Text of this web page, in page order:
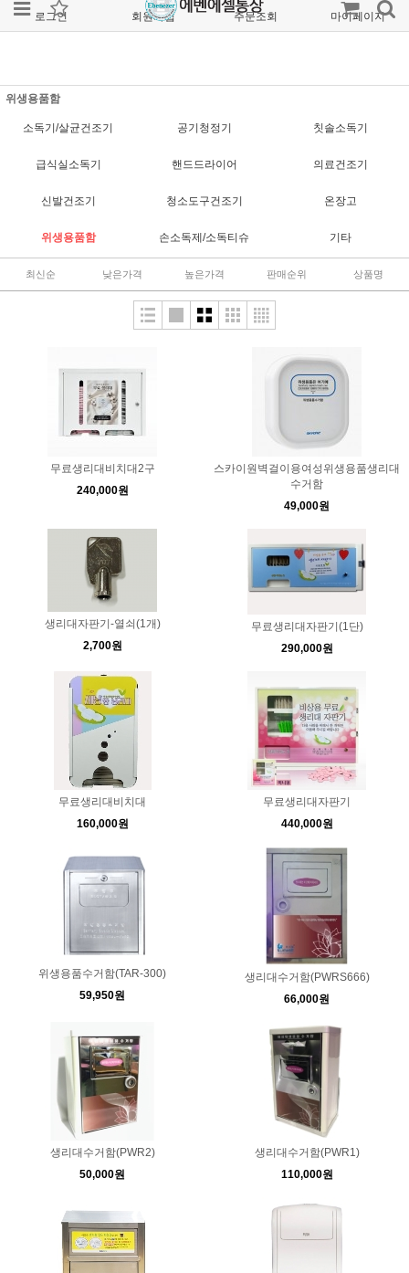
로그인 회원가입 주문조회 마이페이지
위생용품함
소독기/살균건조기 공기청정기 칫솔소독기
급식실소독기 핸드드라이어 의료건조기
신발건조기 청소도구건조기 온장고
위생용품함 손소독제/소독티슈 기타
최신순 낮은가격 높은가격 판매순위 상품명
무료생리대비치대2구
240,000원
스카이원벽걸이용여성위생용품생리대
수거함
49,000원
생리대자판기-열쇠(1개)
2,700원
무료생리대자판기(1단)
290,000원
무료생리대비치대
160,000원
무료생리대자판기
440,000원
위생용품수거함(TAR-300)
59,950원
생리대수거함(PWRS666)
66,000원
생리대수거함(PWR2)
50,000원
생리대수거함(PWR1)
110,000원